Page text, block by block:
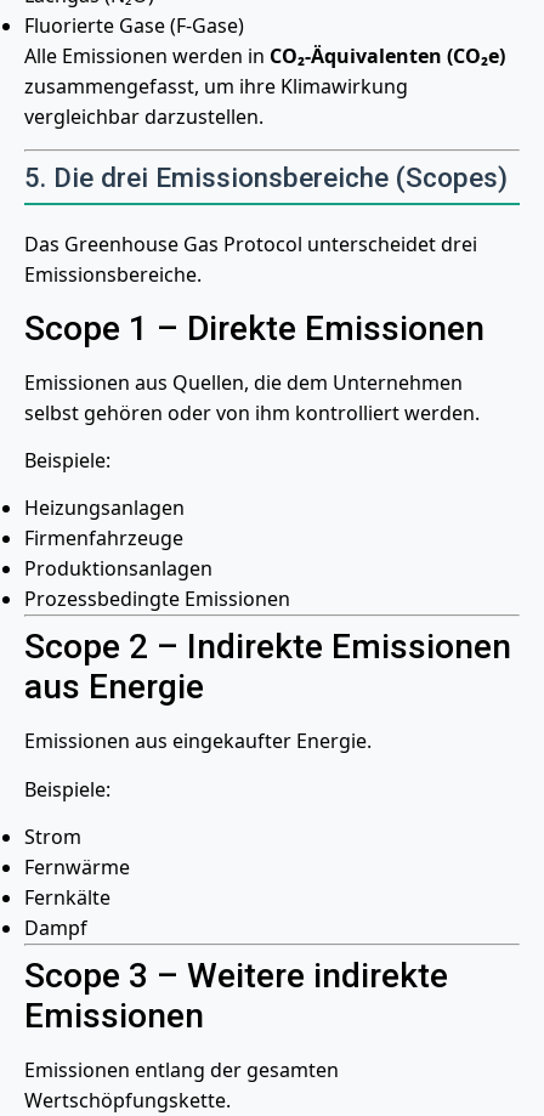
Fluorierte Gase (F-Gase)
Alle Emissionen werden in CO₂-Äquivalenten (CO₂e)
zusammengefasst, um ihre Klimawirkung
vergleichbar darzustellen.
5. Die drei Emissionsbereiche (Scopes)
Das Greenhouse Gas Protocol unterscheidet drei
Emissionsbereiche.
Scope 1 – Direkte Emissionen
Emissionen aus Quellen, die dem Unternehmen
selbst gehören oder von ihm kontrolliert werden.
Beispiele:
Heizungsanlagen
Firmenfahrzeuge
Produktionsanlagen
Prozessbedingte Emissionen
Scope 2 – Indirekte Emissionen
aus Energie
Emissionen aus eingekaufter Energie.
Beispiele:
Strom
Fernwärme
Fernkälte
Dampf
Scope 3 – Weitere indirekte
Emissionen
Emissionen entlang der gesamten
Wertschöpfungskette.